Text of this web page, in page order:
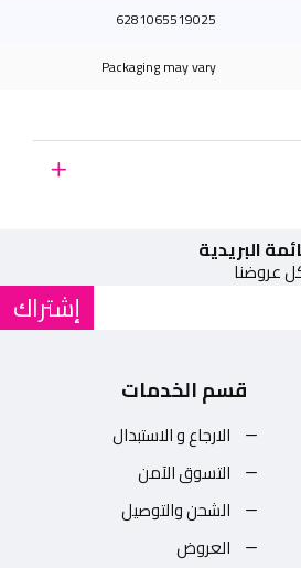
6281065519025
Packaging may vary
البريدية
عروضنا
إشتراك
قسم الخدمات
الارجاع و الاستبدال
التسوق الآمن
الشحن والتوصيل
العروض